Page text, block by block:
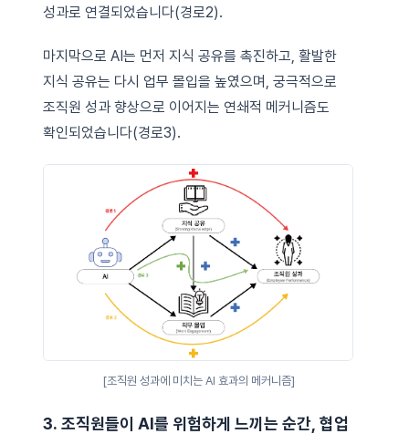
성과로 연결되었습니다(경로2).
마지막으로 AI는 먼저 지식 공유를 촉진하고, 활발한
지식 공유는 다시 업무 몰입을 높였으며, 궁극적으로
조직원 성과 향상으로 이어지는 연쇄적 메커니즘도
확인되었습니다(경로3).
[조직원 성과에 미치는 AI 효과의 메커니즘]
3. 조직원들이 AI를 위험하게 느끼는 순간, 협업